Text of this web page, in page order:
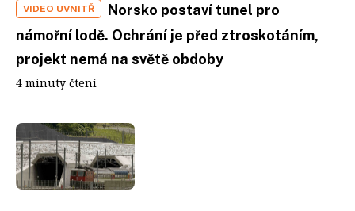
VIDEO UVNITŘ
Norsko postaví tunel pro
námořní lodě. Ochrání je před ztroskotáním,
projekt nemá na světě obdoby
4 minuty čtení